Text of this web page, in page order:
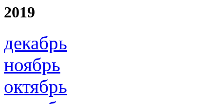
2019
декабрь
ноябрь
октябрь